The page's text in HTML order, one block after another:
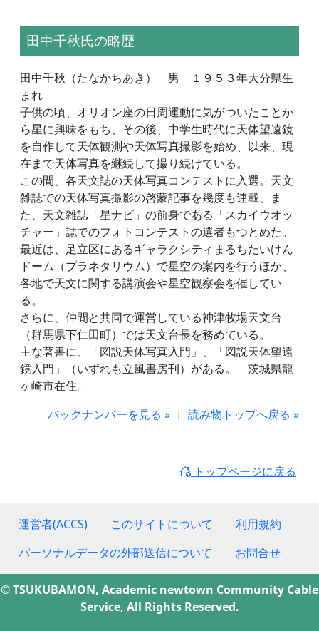
田中千秋氏の略歴
田中千秋（たなかちあき） 男 １９５３年大分県生
まれ
子供の頃、オリオン座の日周運動に気がついたことか
ら星に興味をもち、その後、中学生時代に天体望遠鏡
を自作して天体観測や天体写真撮影を始め、以来、現
在まで天体写真を継続して撮り続けている。
この間、各天文誌の天体写真コンテストに入選。天文
雑誌での天体写真撮影の啓蒙記事を幾度も連載、ま
た、天文雑誌「星ナビ」の前身である「スカイウオッ
チャー」誌でのフォトコンテストの選者もつとめた。
最近は、足立区にあるギャラクシティまるちたいけん
ドーム（プラネタリウム）で星空の案内を行うほか、
各地で天文に関する講演会や星空観察会を催してい
る。
さらに、仲間と共同で運営している神津牧場天文台
（群馬県下仁田町）では天文台長を務めている。
主な著書に、「図説天体写真入門」、「図説天体望遠
鏡入門」（いずれも立風書房刊）がある。 茨城県龍
ヶ崎市在住。
バックナンバーを見る » | 読み物トップへ戻る »
トップページに戻る
運営者(ACCS) このサイトについて
利用規約
パーソナルデータの外部送信について
お問合せ
© TSUKUBAMON, Academic newtown Community Cable
Service, All Rights Reserved.